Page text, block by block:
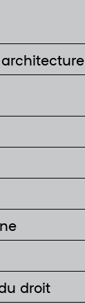
droit